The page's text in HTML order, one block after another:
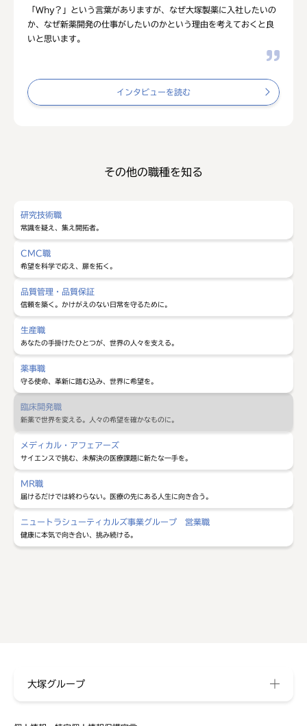
「Why？」という言葉がありますが、なぜ大塚製薬に入社したいの
か、なぜ新薬開発の仕事がしたいのかという理由を考えておくと良
いと思います。
インタビューを読む
その他の職種を知る
研究技術職
常識を疑え、集え開拓者。
CMC職
希望を科学で応え、扉を拓く。
品質管理・品質保証
信頼を築く。かけがえのない日常を守るために。
生産職
あなたの手掛けたひとつが、世界の人々を支える。
薬事職
守る使命、革新に踏む込み、世界に希望を。
臨床開発職
新薬で世界を変える。人々の希望を確かなものに。
メディカル・アフェアーズ
サイエンスで挑む、未解決の医療課題に新たな一手を。
MR職
届けるだけでは終わらない。医療の先にある人生に向き合う。
ニュートラシューティカルズ事業グループ 営業職
健康に本気で向き合い、挑み続ける。
大塚グループ